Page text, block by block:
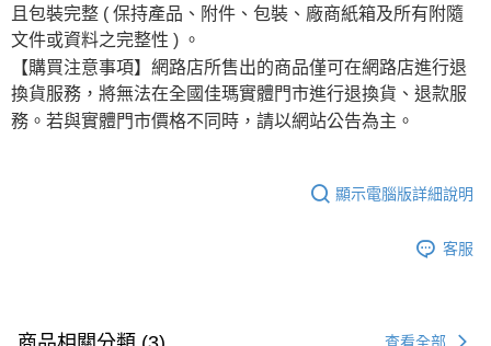
且包裝完整 ( 保持產品、附件、包裝、廠商紙箱及所有附隨
文件或資料之完整性 ) 。
【購買注意事項】網路店所售出的商品僅可在網路店進行退
換貨服務，將無法在全國佳瑪實體門市進行退換貨、退款服
務。若與實體門市價格不同時，請以網站公告為主。
顯示電腦版詳細說明
客服
查看全部